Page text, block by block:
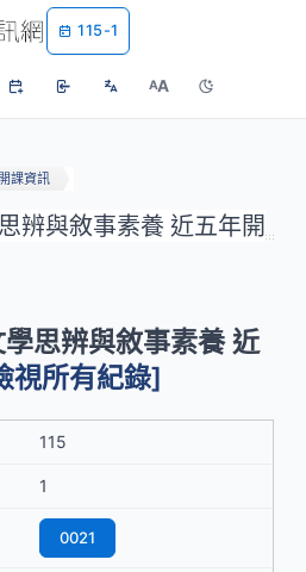
115-1
AA
課資訊
辨與敘事素養 近五年開
思辨與敘事素養 近
視所有紀錄]
115
1
0021